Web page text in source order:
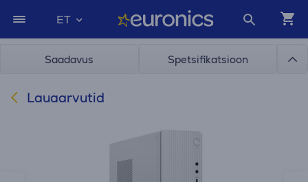
ET
Saadavus Spetsifikatsioon
Lauaarvutid